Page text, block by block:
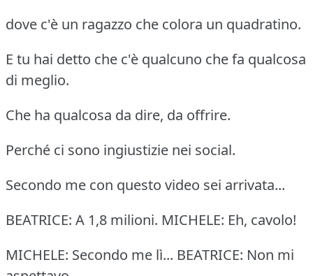
dove c'è un ragazzo che colora un quadratino.
E tu hai detto che c'è qualcuno che fa qualcosa
di meglio.
Che ha qualcosa da dire, da offrire.
Perché ci sono ingiustizie nei social.
Secondo me con questo video sei arrivata...
BEATRICE: A 1,8 milioni. MICHELE: Eh, cavolo!
MICHELE: Secondo me lì... BEATRICE: Non mi